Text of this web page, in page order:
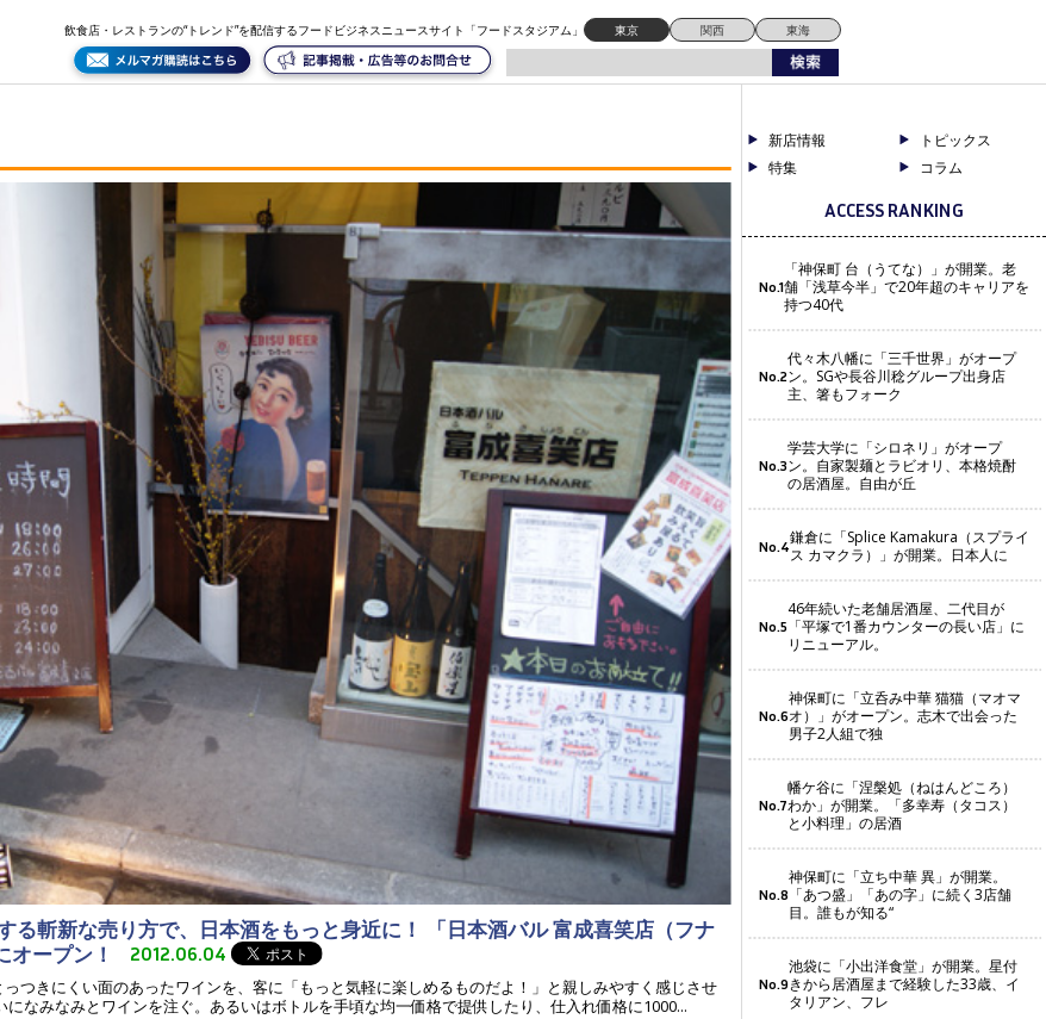
飲食店・レストランの“トレンド”を配信するフードビジネスニュースサイト「フードスタジアム」 東京 関西 東海
る斬新な売り方で、日本酒をもっと身近に！ 「日本酒バル 富成喜笑店（フナ
ープン！
2012.06.04
つきにくい面のあったワインを、客に「もっと気軽に楽しめるものだよ！」と親しみやすく感じさせ
なみなみとワインを注ぐ。あるいはボトルを手頃な均一価格で提供したり、仕入れ価格に1000...
新店情報
トピックス
特集
コラム
ACCESS RANKING
No.1
「神保町 台（うてな）」が開業。老
舗「浅草今半」で20年超のキャリアを
持つ40代
No.2
代々木八幡に「三千世界」がオープ
ン。SGや長谷川稔グループ出身店
主、箸もフォーク
No.3
学芸大学に「シロネリ」がオープ
ン。自家製麺とラビオリ、本格焼酎
の居酒屋。自由が丘
No.4鎌倉に「Splice Kamakura（スプライ
ス カマクラ）」が開業。日本人に
No.5
46年続いた老舗居酒屋、二代目が
「平塚で1番カウンターの長い店」に
リニューアル。
No.6
神保町に「立呑み中華 猫猫（マオマ
オ）」がオープン。志木で出会った
男子2人組で独
No.7
幡ケ谷に「涅槃処（ねはんどころ）
わか」が開業。「多幸寿（タコス）
と小料理」の居酒
No.8
神保町に「立ち中華 異」が開業。
「あつ盛」「あの字」に続く3店舗
目。誰もが知る“
No.9
池袋に「小出洋食堂」が開業。星付
きから居酒屋まで経験した33歳、イ
タリアン、フレ